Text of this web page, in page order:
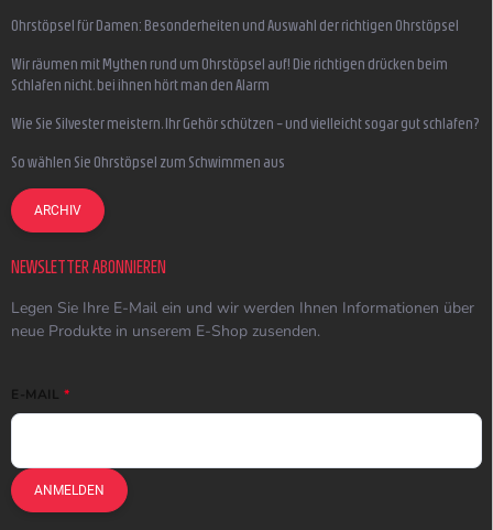
Ohrstöpsel für Damen: Besonderheiten und Auswahl der richtigen Ohrstöpsel
Wir räumen mit Mythen rund um Ohrstöpsel auf! Die richtigen drücken beim
Schlafen nicht, bei ihnen hört man den Alarm
Wie Sie Silvester meistern, Ihr Gehör schützen – und vielleicht sogar gut schlafen?
So wählen Sie Ohrstöpsel zum Schwimmen aus
ARCHIV
NEWSLETTER ABONNIEREN
Legen Sie Ihre E-Mail ein und wir werden Ihnen Informationen über
neue Produkte in unserem E-Shop zusenden.
E-MAIL
ANMELDEN